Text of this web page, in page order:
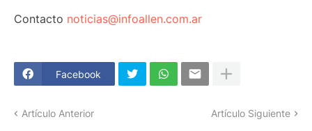
Contacto noticias@infoallen.com.ar
Facebook
Artículo Anterior Artículo Siguiente